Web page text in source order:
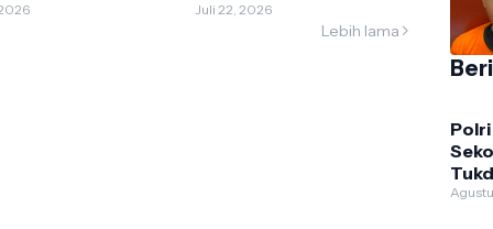
Pengguna Jalan
Juli 22, 2026
Lebih lama